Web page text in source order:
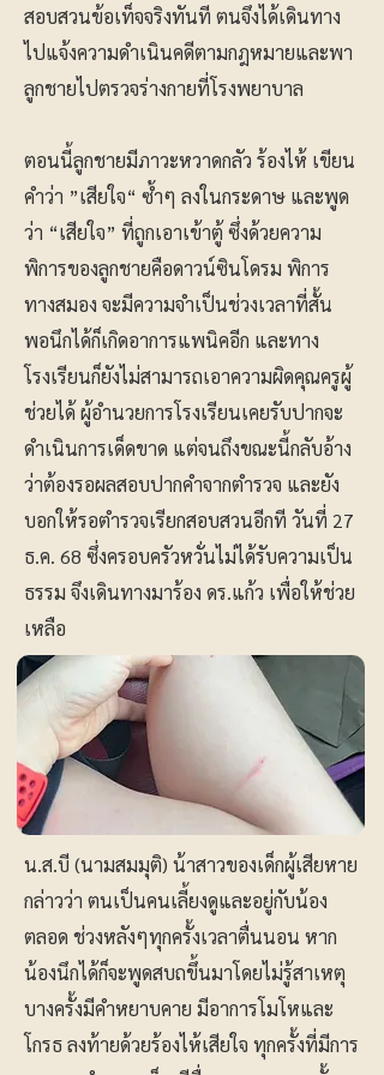
สอบสวนข้อเท็จจริงทันที ตนจึงได้เดินทาง
ไปแจ้งความดำเนินคดีตามกฎหมายและพา
ลูกชายไปตรวจร่างกายที่โรงพยาบาล
ตอนนี้ลูกชายมีภาวะหวาดกลัว ร้องไห้ เขียน
คำว่า ”เสียใจ“ ซ้ำๆ ลงในกระดาษ และพูด
ว่า “เสียใจ” ที่ถูกเอาเข้าตู้ ซึ่งด้วยความ
พิการของลูกชายคือดาวน์ซินโดรม พิการ
ทางสมอง จะมีความจำเป็นช่วงเวลาที่สั้น
พอนึกได้ก็เกิดอาการแพนิคอีก และทาง
โรงเรียนก็ยังไม่สามารถเอาความผิดคุณครูผู้
ช่วยได้ ผู้อำนวยการโรงเรียนเคยรับปากจะ
ดำเนินการเด็ดขาด แต่จนถึงขณะนี้กลับอ้าง
ว่าต้องรอผลสอบปากคำจากตำรวจ และยัง
บอกให้รอตำรวจเรียกสอบสวนอีกที วันที่ 27
ธ.ค. 68 ซึ่งครอบครัวหวั่นไม่ได้รับความเป็น
ธรรม จึงเดินทางมาร้อง ดร.แก้ว เพื่อให้ช่วย
เหลือ
น.ส.บี (นามสมมุติ) น้าสาวของเด็กผู้เสียหาย
กล่าวว่า ตนเป็นคนเลี้ยงดูและอยู่กับน้อง
ตลอด ช่วงหลังๆทุกครั้งเวลาตื่นนอน หาก
น้องนึกได้ก็จะพูดสบถขึ้นมาโดยไม่รู้สาเหตุ
บางครั้งมีคำหยาบคาย มีอาการโมโหและ
โกรธ ลงท้ายด้วยร้องไห้เสียใจ ทุกครั้งที่มีการ